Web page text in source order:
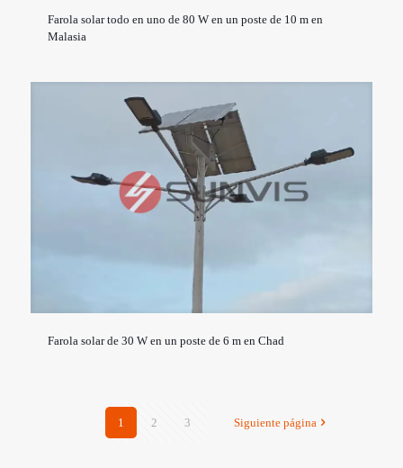
Farola solar todo en uno de 80 W en un poste de 10 m en
Malasia
Farola solar de 30 W en un poste de 6 m en Chad
1 2 3 Siguiente página